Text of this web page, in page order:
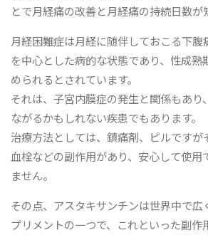
とで月経痛の改善と月経痛の持続日数が
月経困難症は月経に随伴しておこる下
を中心とした病的な状態であり、性成熟
められるとされています。
それは、子宮内膜症の発生と関係もあり
ながるかもしれない疾患でもあります。
治療方法としては、鎮痛剤、ピルですが
血栓などの副作用があり、安心して使用
ません。
その点、アスタキサンチンは世界中で広
プリメントの一つで、これといった副作